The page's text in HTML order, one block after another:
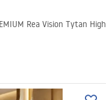
Rea Vision Tytan High